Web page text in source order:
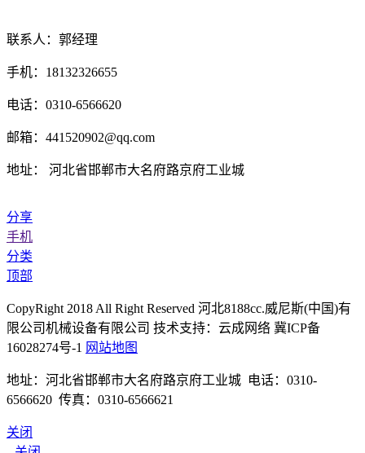
联系人：郭经理
手机：18132326655
电话：0310-6566620
邮箱：441520902@qq.com
地址： 河北省邯郸市大名府路京府工业城
分享
手机
分类
顶部
CopyRight 2018 All Right Reserved 河北8188cc.威尼斯(中国)有
限公司机械设备有限公司 技术支持：云成网络 冀ICP备
16028274号-1 网站地图
地址：河北省邯郸市大名府路京府工业城 电话：0310-
6566620 传真：0310-6566621
关闭